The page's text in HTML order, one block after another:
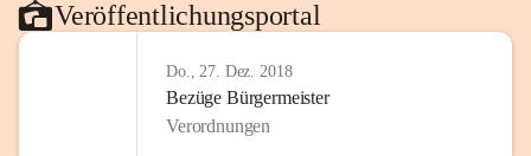
Veröffentlichungsportal
Do., 27. Dez. 2018
Bezüge Bürgermeister
Verordnungen